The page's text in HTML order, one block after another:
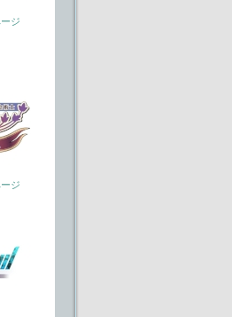
ジ
ジ